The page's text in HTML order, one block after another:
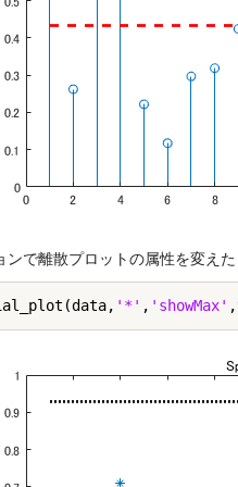
ンで離散プロットの属性を変え
'*' , 'showMax'